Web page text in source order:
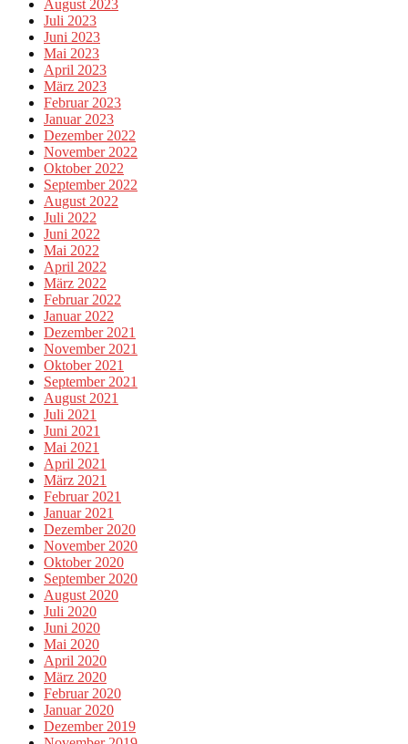
August 2023
Juli 2023
Juni 2023
Mai 2023
April 2023
März 2023
Februar 2023
Januar 2023
Dezember 2022
November 2022
Oktober 2022
September 2022
August 2022
Juli 2022
Juni 2022
Mai 2022
April 2022
März 2022
Februar 2022
Januar 2022
Dezember 2021
November 2021
Oktober 2021
September 2021
August 2021
Juli 2021
Juni 2021
Mai 2021
April 2021
März 2021
Februar 2021
Januar 2021
Dezember 2020
November 2020
Oktober 2020
September 2020
August 2020
Juli 2020
Juni 2020
Mai 2020
April 2020
März 2020
Februar 2020
Januar 2020
Dezember 2019